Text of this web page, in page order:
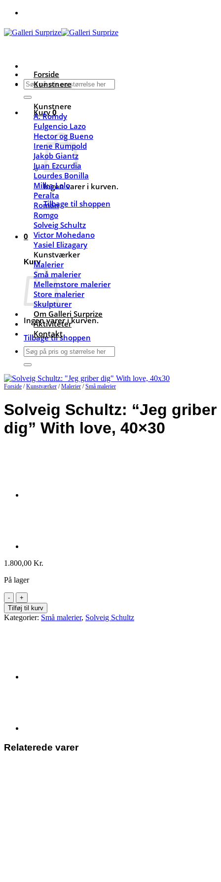
Fortsæt
indhold
Søg
Kurv0
Ingen varer i kurven.
Tilbage til shoppen
0
Kurv
Ingen varer i kurven.
Tilbage til shoppen
Forside
Kunstnere
Kunstnere
A. Romdy
Fulgencio Lazo
Hector og Bueno
Irene Rumpold
Jakob Giantz
Juan Ezcurdia
Lourdes Bonilla
Milka Lolo
Peralta
Román
Romgo
Solveig Schultz
Victor Mohedano
Yasiel Elizagary
Kunstværker
Malerier
Små malerier
Mellemstore malerier
Store malerier
Skulpturer
Om Galleri Surprize
Aktiviteter
Kontakt
Søg
Forside / Kunstværker / Malerier / Små malerier
Solveig Schultz: “Jeg griber
dig” With love, 40×30
1.800,00 Kr.
På lager
Solveig
Schultz:
"Jeg
griber
Tilføj til kurv
Kategorier: Små malerier, Solveig Schultz
Relaterede varer